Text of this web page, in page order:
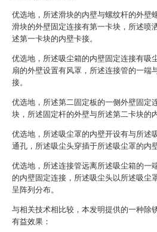
优选地，所述滑块的内壁与螺纹杆的外壁
滑块的外壁固定连接有第一卡块，所述喷
述第一卡块的内壁卡接。
优选地，所述吸尘箱的内壁固定连接有吸
扇的外壁设置有风罩，所述连接管的一端
接。
优选地，所述第二固定板的一侧外壁固定
块，所述固定杆的外壁与所述第二卡块的
优选地，所述吸尘罩的内壁开设有与所述
通孔，所述吸尘头穿插于所述吸尘罩的内壁
优选地，所述连接管远离所述吸尘箱的一
的内壁固定连接，所述吸尘头以所述吸尘
呈阵列分布。
与相关技术相比较，本发明提供的一种除
有益效果：